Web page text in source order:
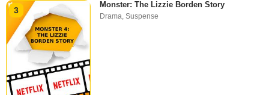
3
Monster: The Lizzie Borden Story
Drama,Suspense